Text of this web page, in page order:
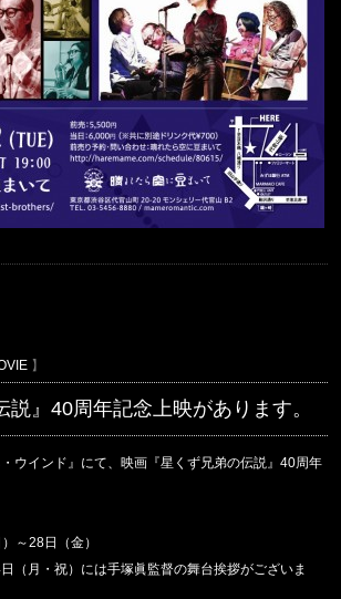
】
説』40周年記念上映があります。
ウインド』にて、 映画『星くず兄弟の伝説』40周年
～28日（金）
（月・祝）には手塚眞監督の舞台挨拶がございま